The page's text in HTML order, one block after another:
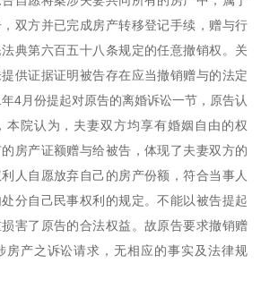
双方并已完成房产转移登记手续，赠与行
典第六百五十八条规定的任意撤销权。关
供证据证明被告存在应当撤销赠与的法定
4月份提起对原告的离婚诉讼一节，原告认
本院认为，夫妻双方均享有婚姻自由的权
房产证额赠与给被告，体现了夫妻双方的
人自愿放弃自己的房产份额，符合当事人
分自己民事权利的规定。不能以被告提起
害了原告的合法权益。故原告要求撤销赠
房产之诉讼请求，无相应的事实及法律规